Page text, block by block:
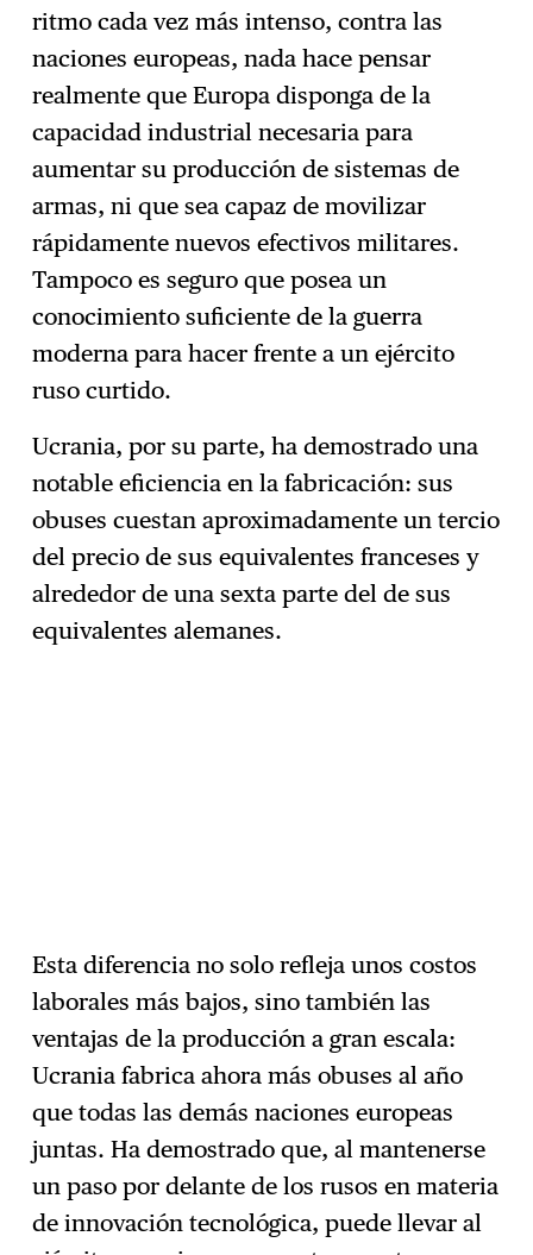
ritmo cada vez más intenso, contra las
naciones europeas, nada hace pensar
realmente que Europa disponga de la
capacidad industrial necesaria para
aumentar su producción de sistemas de
armas, ni que sea capaz de movilizar
rápidamente nuevos efectivos militares.
Tampoco es seguro que posea un
conocimiento suficiente de la guerra
moderna para hacer frente a un ejército
ruso curtido.
Ucrania, por su parte, ha demostrado una
notable eficiencia en la fabricación: sus
obuses cuestan aproximadamente un tercio
del precio de sus equivalentes franceses y
alrededor de una sexta parte del de sus
equivalentes alemanes.
Esta diferencia no solo refleja unos costos
laborales más bajos, sino también las
ventajas de la producción a gran escala:
Ucrania fabrica ahora más obuses al año
que todas las demás naciones europeas
juntas. Ha demostrado que, al mantenerse
un paso por delante de los rusos en materia
de innovación tecnológica, puede llevar al